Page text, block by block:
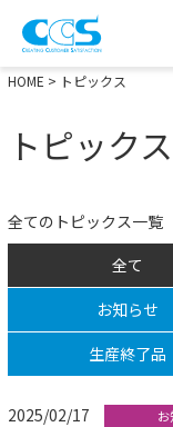
画像処理用の製品検索
HOME > トピックス
トピックス
全てのトピックス一覧
全て
お知らせ
生産終了品
2025/02/17 お